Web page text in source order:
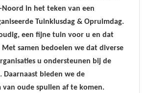
Noord in het teken van een
Tuinklusdag & Opruimdag.
een fijne tuin voor u en dat
samen bedoelen we dat diverse
u ondersteunen bij de
Daarnaast bieden we de
van oude spullen af te komen.